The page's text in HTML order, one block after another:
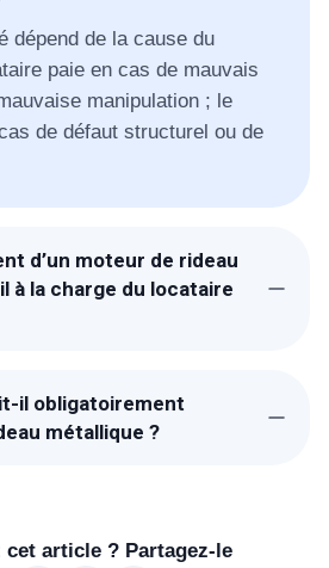
dépend de la cause du
paie en cas de mauvais
manipulation ; le
de défaut structurel ou de
d’un moteur de rideau
à la charge du locataire
incombe au
il obligatoirement
métallique ?
en cas de panne.
cet article ? Partagez-le